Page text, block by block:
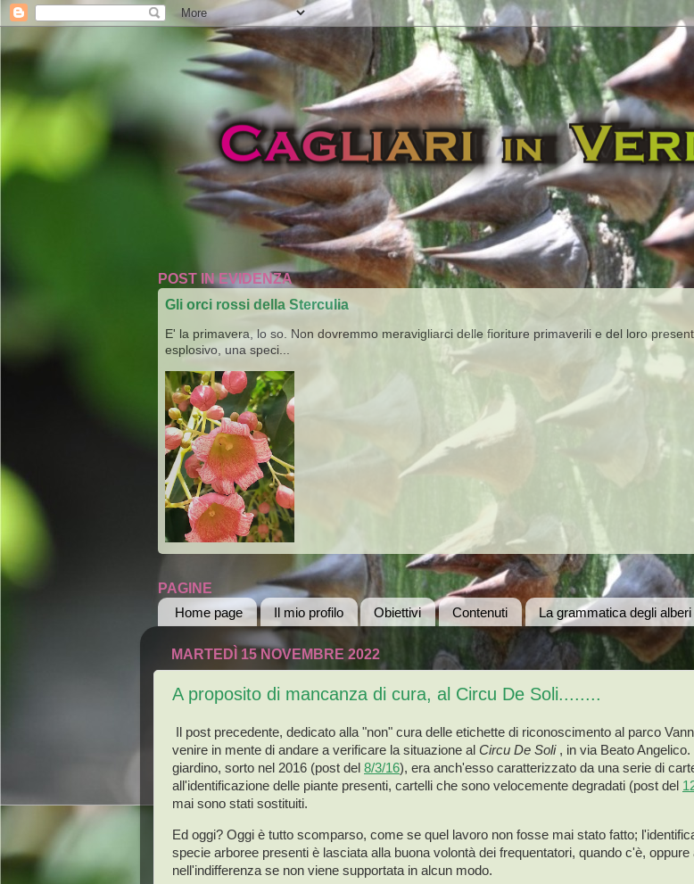
POST IN EVIDENZA
Gli orci rossi della Sterculia
E' la primavera, lo so. Non dovremmo meravigliarci delle fioriture primaverili e del loro
esplosivo, una speci...
PAGINE
Home page
Il mio profilo Obiettivi Contenuti La grammatica degli alberi
MARTEDÌ 15 NOVEMBRE 2022
A proposito di mancanza di cura, al Circu De Soli........
Il post precedente, dedicato alla "non" cura delle etichette di riconoscimento al parco
venire in mente di andare a verificare la situazione al Circu De Soli, in via Beato Angelico.
giardino, sorto nel 2016 (post del 8/3/16), era anch'esso caratterizzato da una serie di
all'identificazione delle piante presenti, cartelli che sono velocemente degradati (post del
mai sono stati sostituiti.
Ed oggi? Oggi è tutto scomparso, come se quel lavoro non fosse mai stato fatto;
specie arboree presenti è lasciata alla buona volontà dei frequentatori, quando c'è, oppure
nell'indifferenza se non viene supportata in alcun modo.